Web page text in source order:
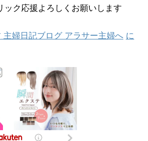
ック応援よろしくお願いします
に